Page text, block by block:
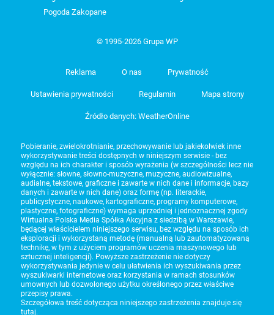
Pogoda Zakopane
© 1995-2026 Grupa WP
Reklama O nas Prywatność
Ustawienia prywatności Regulamin Mapa strony
Źródło danych: WeatherOnline
Pobieranie, zwielokrotnianie, przechowywanie lub jakiekolwiek inne
wykorzystywanie treści dostępnych w niniejszym serwisie - bez
względu na ich charakter i sposób wyrażenia (w szczególności lecz nie
wyłącznie: słowne, słowno-muzyczne, muzyczne, audiowizualne,
audialne, tekstowe, graficzne i zawarte w nich dane i informacje, bazy
danych i zawarte w nich dane) oraz formę (np. literackie,
publicystyczne, naukowe, kartograficzne, programy komputerowe,
plastyczne, fotograficzne) wymaga uprzedniej i jednoznacznej zgody
Wirtualna Polska Media Spółka Akcyjna z siedzibą w Warszawie,
będącej właścicielem niniejszego serwisu, bez względu na sposób ich
eksploracji i wykorzystaną metodę (manualną lub zautomatyzowaną
technikę, w tym z użyciem programów uczenia maszynowego lub
sztucznej inteligencji). Powyższe zastrzeżenie nie dotyczy
wykorzystywania jedynie w celu ułatwienia ich wyszukiwania przez
wyszukiwarki internetowe oraz korzystania w ramach stosunków
umownych lub dozwolonego użytku określonego przez właściwe
przepisy prawa.
Szczegółowa treść dotycząca niniejszego zastrzeżenia znajduje się
tutaj.